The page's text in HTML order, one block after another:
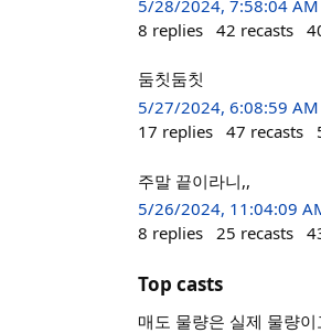
5/28/2024, 7:58:04 AM
8 replies 42 recasts
둠칫둠칫
5/27/2024, 6:08:59 AM
17 replies 47 recasts
주말 끝이라니,,
5/26/2024, 11:04:09
8 replies 25 recasts
Top casts
매도 물량은 실제 물량